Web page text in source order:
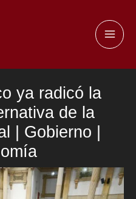
ya radicó la
de la
| Gobierno |